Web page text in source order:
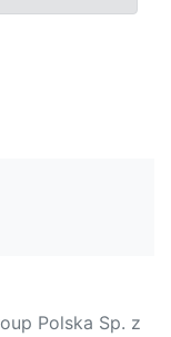
Polska Sp. z